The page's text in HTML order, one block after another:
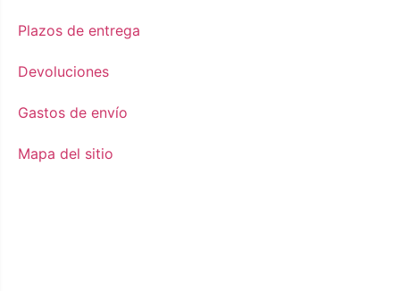
Plazos de entrega
Devoluciones
Gastos de envío
Mapa del sitio